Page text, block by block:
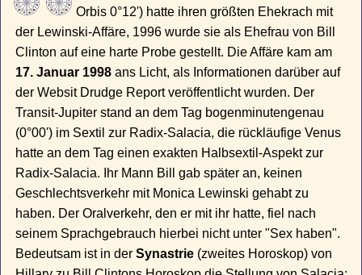
Orbis 0°12') hatte ihren größten Ehekrach mit
der Lewinski-Affäre, 1996 wurde sie als Ehefrau von Bill
Clinton auf eine harte Probe gestellt. Die Affäre kam am
17. Januar 1998 ans Licht, als Informationen darüber auf
der Websit Drudge Report veröffentlicht wurden. Der
Transit-Jupiter stand an dem Tag bogenminutengenau
(0°00') im Sextil zur Radix-Salacia, die rückläufige Venus
hatte an dem Tag einen exakten Halbsextil-Aspekt zur
Radix-Salacia. Ihr Mann Bill gab später an, keinen
Geschlechtsverkehr mit Monica Lewinski gehabt zu
haben. Der Oralverkehr, den er mit ihr hatte, fiel nach
seinem Sprachgebrauch hierbei nicht unter "Sex haben".
Bedeutsam ist in derSynastrie (zweites Horoskop) von